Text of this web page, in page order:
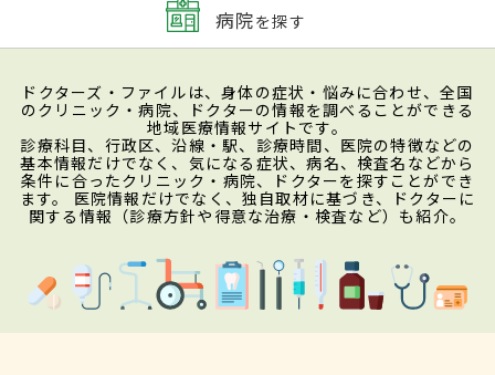
病院を探す
ドクターズ・ファイルは、身体の症状・悩みに合わせ、全国
のクリニック・病院、ドクターの情報を調べることができる
地域医療情報サイトです。
診療科目、行政区、沿線・駅、診療時間、医院の特徴などの
基本情報だけでなく、気になる症状、病名、検査名などから
条件に合ったクリニック・病院、ドクターを探すことができ
ます。 医院情報だけでなく、独自取材に基づき、ドクターに
関する情報（診療方針や得意な治療・検査など）も紹介。